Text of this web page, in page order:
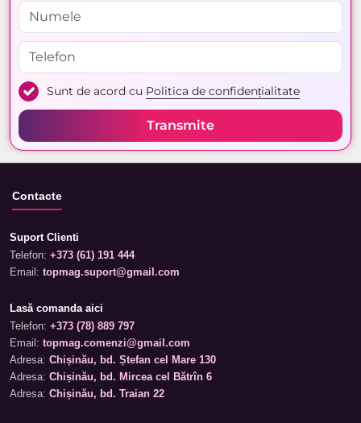
Sunt de acord cu Politica de confidențialitate
Transmite
Contacte
Suport Clienti
Telefon: +373 (61) 191 444
Email: topmag.suport@gmail.com
Lasă comanda aici
Telefon: +373 (78) 889 797
Email: topmag.comenzi@gmail.com
Adresa: Chișinău, bd. Ștefan cel Mare 130
Adresa: Chișinău, bd. Mircea cel Bătrîn 6
Adresa: Chișinău, bd. Traian 22